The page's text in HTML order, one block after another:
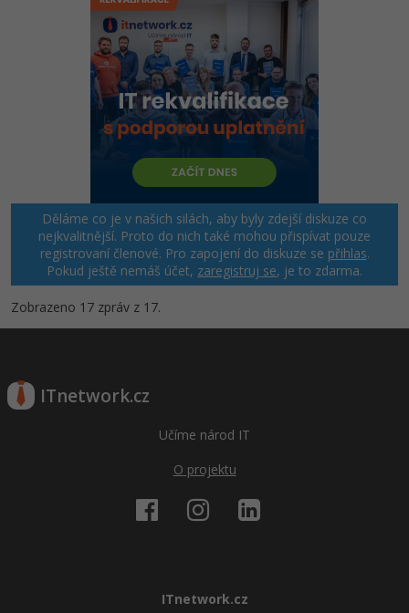
Děláme co je v našich silách, aby byly zdejší diskuze co
nejkvalitnější. Proto do nich také mohou přispívat pouze
registrovaní členové. Pro zapojení do diskuze se přihlas.
Pokud ještě nemáš účet, zaregistruj se, je to zdarma.
Zobrazeno 17 zpráv z 17.
ITnetwork.cz
Učíme národ IT
O projektu
ITnetwork.cz